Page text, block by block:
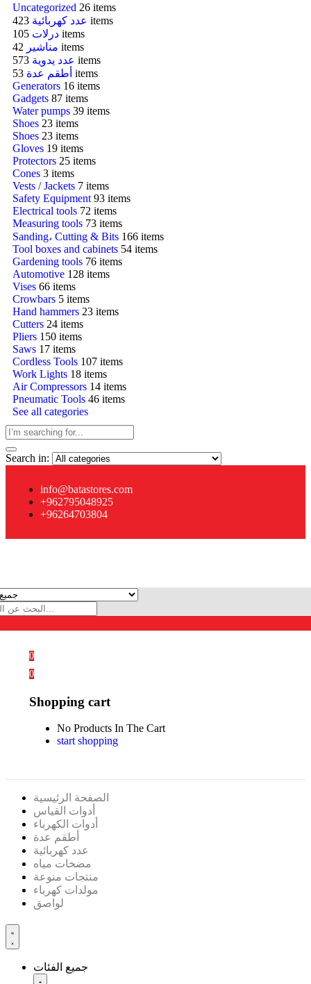
Uncategorized 26 items
عدد كهربائية 423 items
درلات 105 items
مناشير 42 items
عدد يدوية 573 items
أطقم عدة 53 items
Generators 16 items
Gadgets 87 items
Water pumps 39 items
Shoes 23 items
Shoes 23 items
Gloves 19 items
Protectors 25 items
Cones 3 items
Vests / Jackets 7 items
Safety Equipment 93 items
Electrical tools 72 items
Measuring tools 73 items
Sanding، Cutting & Bits 166 items
Tool boxes and cabinets 54 items
Gardening tools 76 items
Automotive 128 items
Vises 66 items
Crowbars 5 items
Hand hammers 23 items
Cutters 24 items
Pliers 150 items
Saws 17 items
Cordless Tools 107 items
Work Lights 18 items
Air Compressors 14 items
Pneumatic Tools 46 items
See all categories
Search in:
info@batastores.com
+962795048925
+96264703804
0
0
Shopping cart
No Products In The Cart
start shopping
جميع الفئات
الصفحة الرئيسية
أدوات القياس
أدوات الكهرباء
أطقم عدة
عدد كهربائية
مضخات مياه
منتجات منوعة
مولدات كهرباء
لواصق